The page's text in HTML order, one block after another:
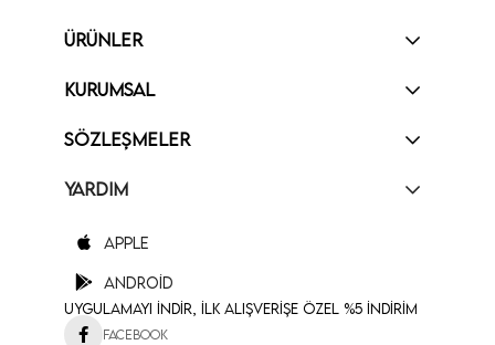
ÜRÜNLER
KURUMSAL
SÖZLEŞMELER
YARDIM
Apple
Android
Uygulamayı İndir, İlk Alışverişe Özel %5 İndirim
Facebook